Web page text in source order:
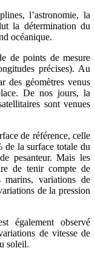
l’astronomie, la
la détermination du
océanique.
de points de mesure
précises). Au
des géomètres venus
De nos jours, la
sont venues
de référence, celle
de la surface totale du
pesanteur. Mais les
de tenir compte de
marins, variations de
de la pression
également observé
de vitesse de
soleil.